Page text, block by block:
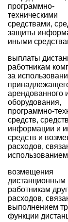
программно-
техническими
средствами,
защиты
иными
выплаты
работникам
за
арендованного
оборудования,
программно-
средств,
информации и
средств и
расходов,
возмещения
дистанционным
работникам
расходов,
выполнением
функции